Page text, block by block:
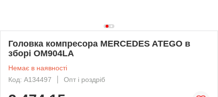
Головка компресора MERCEDES ATEGO в
зборі OM904LA
Немає в наявності
Код: A134497
Опт і роздріб